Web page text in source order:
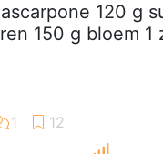
120 g
150 g bloem 1